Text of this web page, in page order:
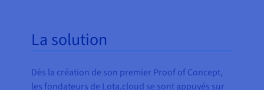
La solution
Dès la création de son premier Proof of Concept,
les fondateurs de Lota.cloud se sont appuyés sur